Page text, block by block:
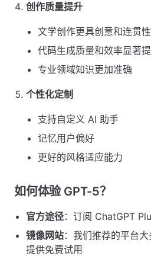
创作质量提升
文学创作更具创意和连贯性
代码生成质量和效率显著
专业领域知识更加准确
个性化定制
支持自定义 AI 助手
记忆用户偏好
更好的风格适应能力
如何体验 GPT-5？
官方途径：订阅 ChatGPT
镜像网站：我们推荐的平台
提供免费试用